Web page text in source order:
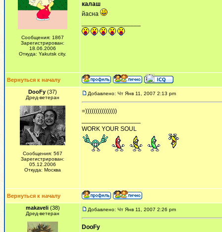
Сообщения: 1867
Зарегистрирован:
18.06.2006
Откуда: Yakutsk city.
калаш
йасна
Вернуться к началу
DooFy (37)
Дред-ветеран
Сообщения: 567
Зарегистрирован:
05.12.2006
Откуда: Москва
Добавлено: Чт Янв 11, 2007 2:13 pm
=))))))))))))))))
WORK YOUR SOUL
Вернуться к началу
makaveli(38)
Дред-ветеран
Добавлено: Чт Янв 11, 2007 2:26 pm
DooFy